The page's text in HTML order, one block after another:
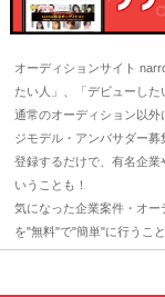
オーディションサイト
たい人」、「デビューした
通常のオーディション以
ジモデル・アンバサダー募
登録するだけで、有名企
いうことも！
気になった企業案件・オ
を"無料"で"簡単"に行うこ